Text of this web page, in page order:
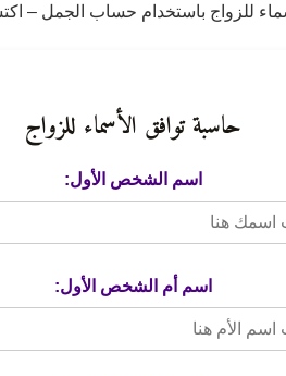
للزواج باستخدام حساب الجمل –
حاسبة توافق الأسماء للزواج
اسم الشخص الأول:
اسم أم الشخص الأول: